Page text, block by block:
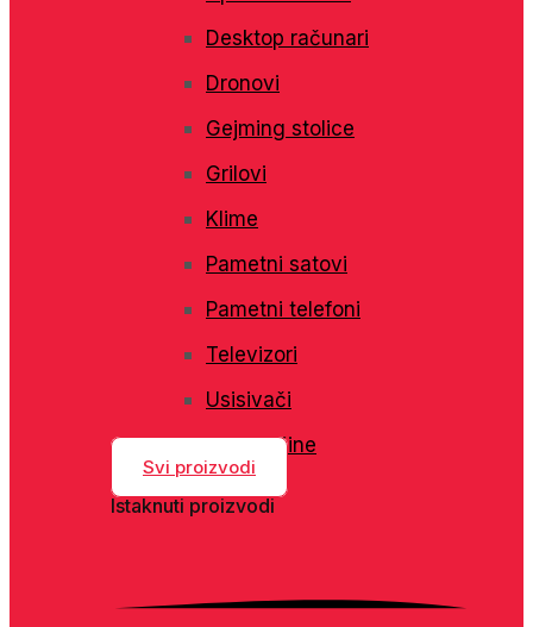
Desktop računari
Dronovi
Gejming stolice
Grilovi
Klime
Pametni satovi
Pametni telefoni
Televizori
Usisivači
Veš mašine
Svi proizvodi
Istaknuti proizvodi